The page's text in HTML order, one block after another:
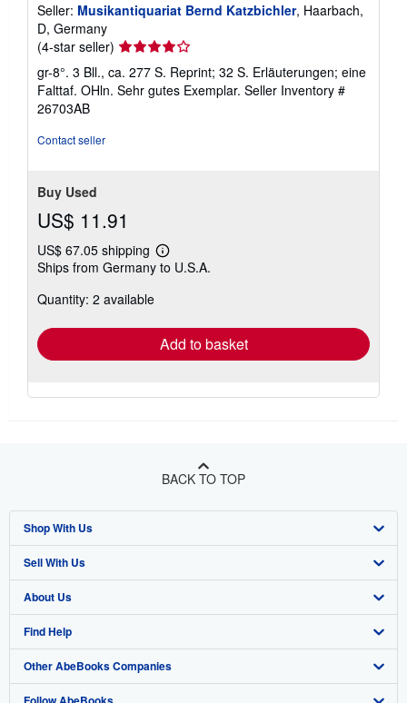
Seller: Musikantiquariat Bernd Katzbichler, Haarbach,
D, Germany
(4-star seller) Seller
rating
4
out
gr-8°. 3 Bll., ca. 277 S. Reprint; 32 S. Erläuterungen; eine
Falttaf. OHln. Sehr gutes Exemplar. Seller Inventory #
26703AB
Contact seller
Buy Used
US$ 11.91
US$ 67.05 shipping
Learn
more
Ships from Germany to U.S.A.
Quantity: 2 available
Add to basket
BACK TO TOP
Shop With Us
Advanced Search
Browse Collections
My Account
My Orders
Sell With Us
Start Selling
Join Our Affiliate Program
Book Buyback
About Us
About AbeBooks
Media
Find Help
Help
Other AbeBooks Companies